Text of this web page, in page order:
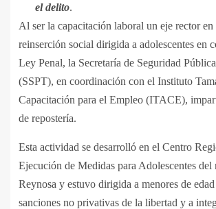
el delito.
Al ser la capacitación laboral un eje rector en
reinserción social dirigida a adolescentes en
Ley Penal, la Secretaría de Seguridad
(SSPT), en coordinación con el Instituto
Capacitación para el Empleo (ITACE),
de repostería.
Esta actividad se desarrolló en el Centro
Ejecución de Medidas para Adolescentes
Reynosa y estuvo dirigida a menores de
sanciones no privativas de la libertad y a